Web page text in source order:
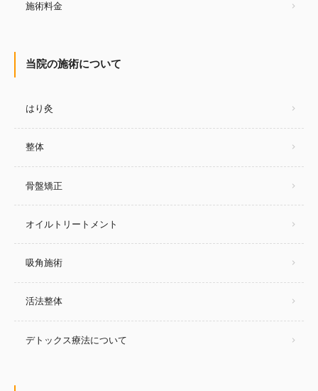
施術料金
当院の施術について
はり灸
整体
骨盤矯正
オイルトリートメント
吸角施術
活法整体
デトックス療法について